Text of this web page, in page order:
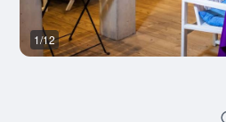
1/12